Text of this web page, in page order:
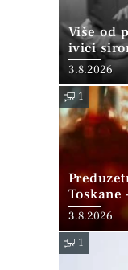
Više od
ivici
3.8.2026
1
Gore
3.8.2026
1